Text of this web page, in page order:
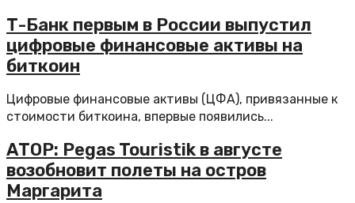
Т-Банк первым в России выпустил
цифровые финансовые активы на
биткоин
Цифровые финансовые активы (ЦФА), привязанные к
стоимости биткоина, впервые появились...
АТОР: Pegas Touristik в августе
возобновит полеты на остров
Маргарита